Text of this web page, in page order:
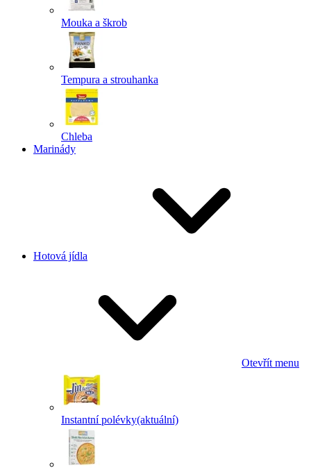
Mouka a škrob
Tempura a strouhanka
Chleba
Marinády
Hotová jídla
Otevřít menu
Instantní polévky(aktuální)